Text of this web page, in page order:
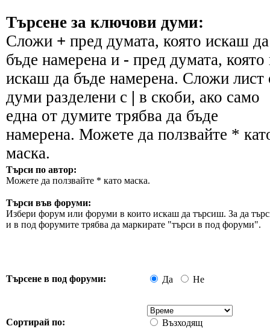
Търсене за ключови думи:
Сложи + пред думата, която искаш да
бъде намерена и - пред думата, която
искаш да бъде намерена. Сложи лист
думи разделени с | в скоби, ако само
една от думите трябва да бъде
намерена. Можете да ползвайте *
маска.
Търси по автор:
Можете да ползвайте * като маска.
Търси във форуми:
Избери форум или форуми в които искаш да търсиш. За да
и в под форумите трябва да маркирате "търси в под форуми".
Търсене в под форуми: Да Не
Сортирай по:
Възходящ